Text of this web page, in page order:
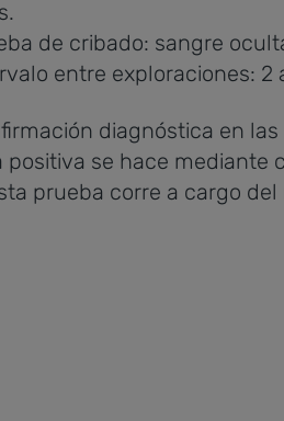
de cribado: sangre
entre exploraciones: 2
diagnóstica en
positiva se hace mediante
prueba corre a cargo